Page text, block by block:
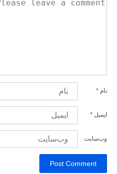
نام *
ایمیل *
وب‌سایت